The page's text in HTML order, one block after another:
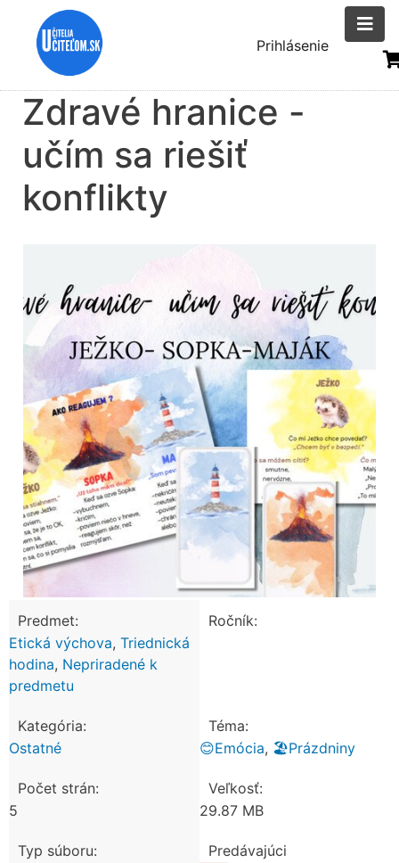
Menu
účtu
Prihlásenie
Zdravé hranice -
učím sa riešiť
konflikty
Predmet:
Etická výchova, Triednická
hodina, Nepriradené k
predmetu
Ročník:
Kategória:
Ostatné
Téma:
😊Emócia, 🏖️Prázdniny
Počet strán:
5
Veľkosť:
29.87 MB
Typ súboru:
Predávajúci